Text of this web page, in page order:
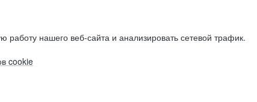
нашего веб-сайта и анализировать сетевой трафик.
cookie